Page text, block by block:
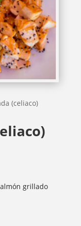
(celiaco)
grillado